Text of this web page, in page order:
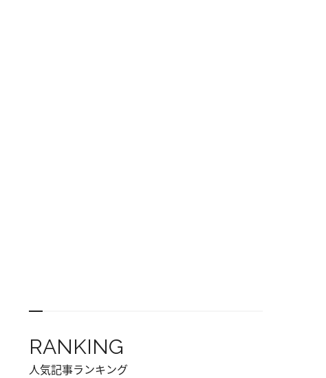
RANKING
人気記事ランキング